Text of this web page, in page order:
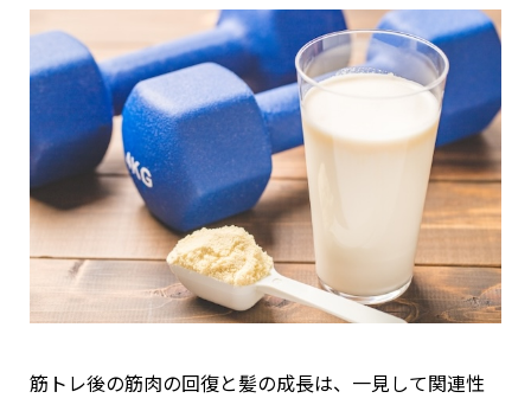
筋トレ後の筋肉の回復と髪の成長は、一見して関連性